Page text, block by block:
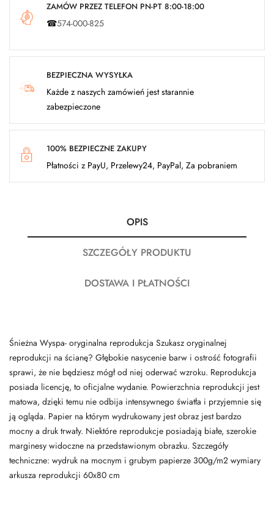
ZAMÓW PRZEZ TELEFON PN-PT 8:00-18:00
☎574-000-825
BEZPIECZNA WYSYŁKA
Każde z naszych zamówień jest starannie
zabezpieczone
100% BEZPIECZNE ZAKUPY
Płatności z PayU, Przelewy24, PayPal, Za pobraniem
OPIS
SZCZEGÓŁY PRODUKTU
DOSTAWA I PŁATNOŚCI
Śnieżna Wyspa- oryginalna reprodukcja Szukasz oryginalnej
reprodukcji na ścianę? Głębokie nasycenie barw i ostrość fotografii
sprawi, że nie będziesz mógł od niej oderwać wzroku. Reprodukcja
posiada licencję, to oficjalne wydanie. Powierzchnia reprodukcji jest
matowa, dzięki temu nie odbija intensywnego światła i przyjemnie się
ją ogląda. Papier na którym wydrukowany jest obraz jest bardzo
mocny a druk trwały. Niektóre reprodukcje posiadają białe, szerokie
marginesy widoczne na przedstawionym obrazku. Szczegóły
techniczne: wydruk na mocnym i grubym papierze 300g/m2 wymiary
arkusza reprodukcji 60x80 cm